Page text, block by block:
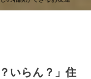
いらん？」住